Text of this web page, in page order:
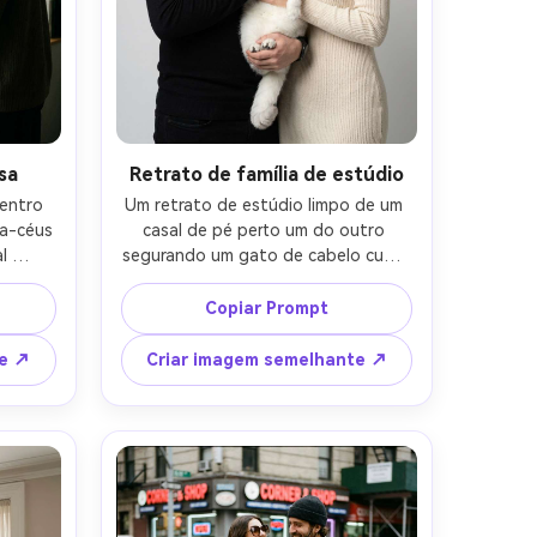
céus
perto
de
da
da
com
de
↗
Retrato de família de estúdio
Um retrato de estúdio limpo de um
casal de pé perto um do outro
segurando um gato de cabelo curto
britânico branco calmo, pano de
fundo cinza claro sem costura,
roupas minimalistas combinando
(gola rola preta e vestido de malha
creme), luz de chave softbox com
preenchimento suave, tirado em
Nikon Z8 com 70 mm em f/5.6, foco
nítido e nítido, composição
simétrica, detalhes fotorealistas,
estilo de retrato comercial de alta
qualidade-AR 4:5
Copiar Prompt
Criar imagem semelhante ↗